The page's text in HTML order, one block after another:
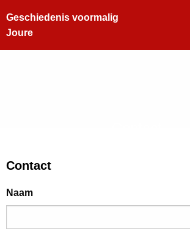
Geschiedenis voormalig
Joure
Contact
Naam